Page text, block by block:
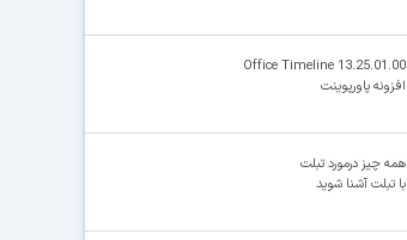
Office Timeline 13.25.01.00
افزونه پاورپوینت
همه چیز درمورد تبلت
با تبلت آشنا شوید